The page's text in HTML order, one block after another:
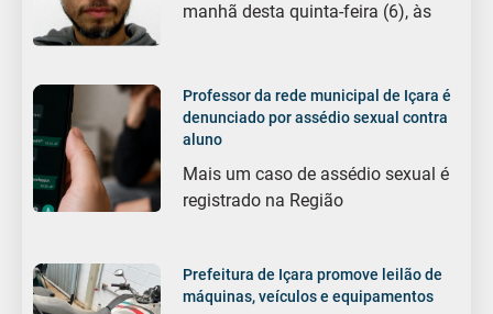
manhã desta quinta-feira (6), às
Professor da rede municipal de Içara é
denunciado por assédio sexual contra
aluno
Mais um caso de assédio sexual é
registrado na Região
Prefeitura de Içara promove leilão de
máquinas, veículos e equipamentos